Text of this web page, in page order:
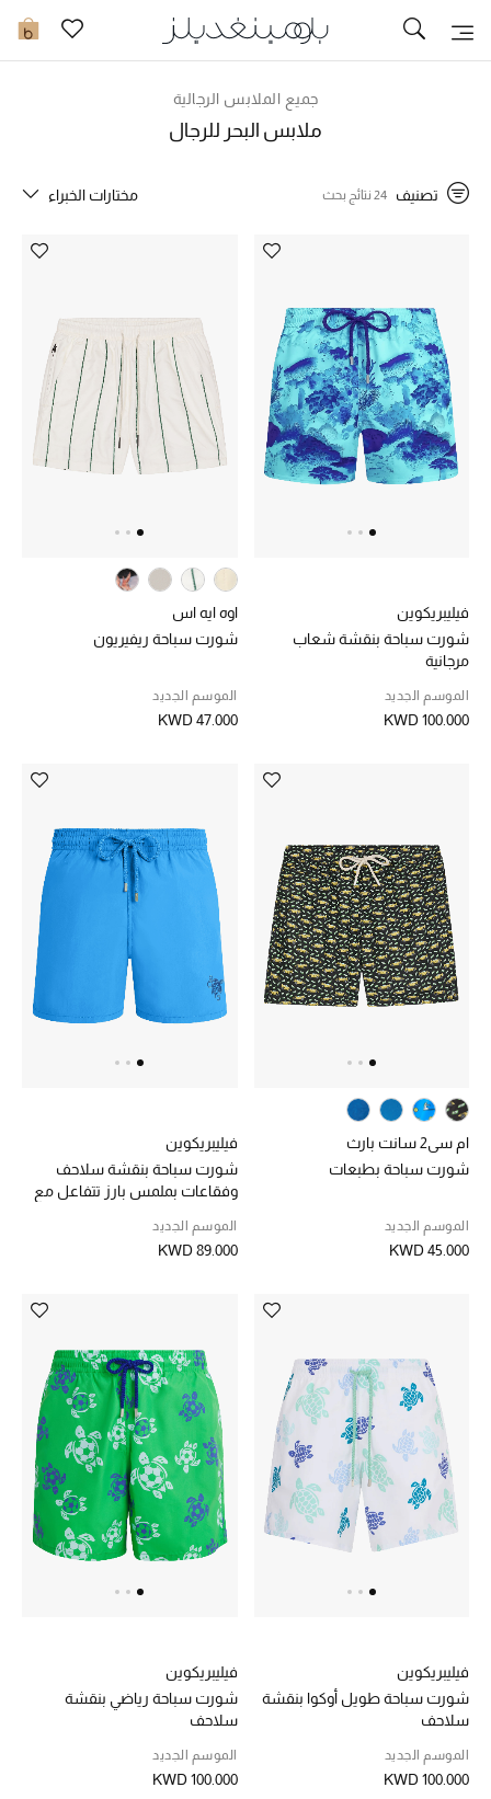
0 تخفيضات
مزيد من التخفيضات
الرجال
الجمال
الأطفال
مستلزمات المنزل
الحقائب النسائية
أحذية النسائية
الرجال
الأطفال
مستلزمات المنزل
النساء
عرض جميع المنتجات
خصومات
ركن أناقة المنتجعات
جميع إصدارتنا النسائية
جميع الملابس الرجالية
ملابس البحر للرجال
تصنيف 24 نتائج بحث مختارات الخبراء
فيليبريكوين
شورت سباحة بنقشة شعاب
مرجانية
الموسم الجديد
KWD 100.000
اوه ايه اس
شورت سباحة ريفيريون
الموسم الجديد
KWD 47.000
ام سي2 سانت بارث
شورت سباحة بطبعات
الموسم الجديد
KWD 45.000
فيليبريكوين
شورت سباحة بنقشة سلاحف
وفقاعات بملمس بارز تتفاعل مع
الموسم الجديد
KWD 89.000
فيليبريكوين
شورت سباحة طويل أوكوا بنقشة
سلاحف
الموسم الجديد
KWD 100.000
فيليبريكوين
شورت سباحة رياضي بنقشة
سلاحف
الموسم الجديد
KWD 100.000